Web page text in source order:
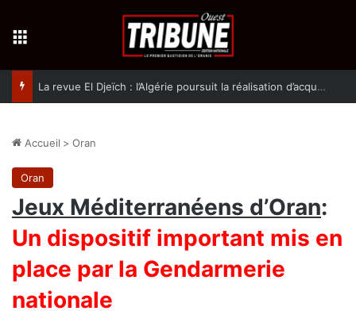
La revue El Djeïch : l’Algérie poursuit la réalisation d’acquis qualitatifs et historiques dans un climat de sécurité et de stabilité
Accueil > Oran
Oran
Jeux Méditerranéens d’Oran:
Un dispositif important mis en
place par la Gendarmerie
nationale